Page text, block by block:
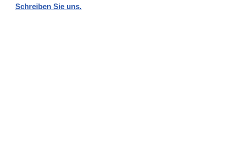
Schreiben Sie uns.